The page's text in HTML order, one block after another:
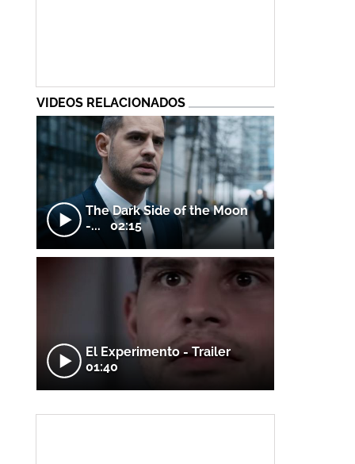
VIDEOS RELACIONADOS
The Dark Side of the Moon
-... 02:15
El Experimento - Trailer
01:40